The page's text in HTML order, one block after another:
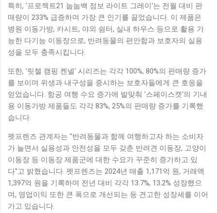
특히, '프로젝트21 눕눕백 점보 라이트 그레이'는 전월 대비 판
매량이 233% 급증하며 가장 큰 인기를 끌었습니다. 이 제품은
병원 이동가방, 카시트, 야외 쉼터, 실내 하우스 등으로 활용 가
능한 다기능 이동장으로, 반려동물의 편안함과 보호자의 실용
성을 모두 충족시킵니다.
또한, '릿첼 캠핑 켄넬' 시리즈는 각각 100%, 80%의 판매량 증가
를 보이며 위생과 내구성을 중시하는 보호자들에게 큰 호응을
얻었습니다. 항공 여행 수요 증가에 발맞춰 '스페이스캣'의 기내
용 이동가방 제품들도 각각 83%, 25%의 판매량 증가를 기록했
습니다.
펫프렌즈 관계자는 "반려동물과 함께 여행하고자 하는 소비자
가 늘면서 실용성과 안전성을 모두 갖춘 반려견 이동장, 고양이
이동장 등 이동장 제품군에 대한 수요가 꾸준히 증가하고 있
다"고 밝혔습니다. 펫프렌즈는 2024년 매출 1,171억 원, 거래액
1,397억 원을 기록하며 전년 대비 각각 13.7%, 13.2% 성장했으
며, 영업이익 또한 큰 폭으로 개선되는 등 견고한 성장세를 이어
가고 있습니다.